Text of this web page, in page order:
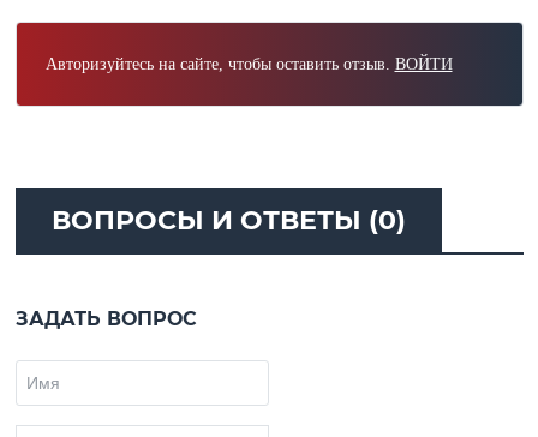
Авторизуйтесь на сайте, чтобы оставить отзыв. ВОЙТИ
ВОПРОСЫ И ОТВЕТЫ (0)
ЗАДАТЬ ВОПРОС